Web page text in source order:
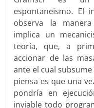
espontaneismo. El
observa la
implica un
teoría, que, a
accionar de las
ante el cual
piensa es que una
pondría en
inviable todo